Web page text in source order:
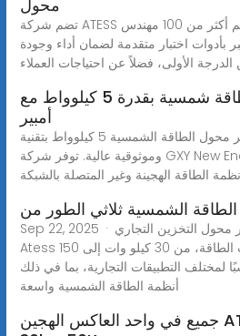
محول
تضم شركة ATESS فريق بحث وعمق يضم أكثر من 100 مهندس
بأدوات اختبار متقدمة لضمان أداء وجودة
محول طاقة شمسية بقدرة 5 كيلوواط مع MPPT 100
أمبير
يوفر محول الطاقة الشمسية 5 كيلوواط بتقنية MPPT 100A كفاءة عالية
وموثوقية عالية. توفر شركة GXY New Energy محولات طاقة شمسية
Sep 22, 2025 · سعة طاقة عالية: يوفر محول التخزين التجاري
Atess مجموعة واسعة من قدرات الطاقة، من 30 كيلو وات إلى 150
لمختلف التطبيقات التجارية، بما في ذلك
أنظمة الطاقة الشمسية واسعة
جميع في واحد العاكس الهجين ATESS HPS PCS